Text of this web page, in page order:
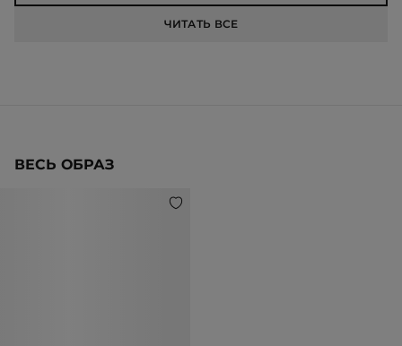
ЧИТАТЬ ВСЕ
ВЕСЬ ОБРАЗ